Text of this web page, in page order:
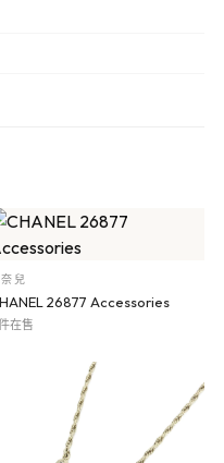
兒
26877 Accessories
在售